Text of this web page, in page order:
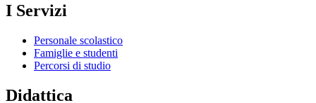
I Servizi
Personale scolastico
Famiglie e studenti
Percorsi di studio
Didattica